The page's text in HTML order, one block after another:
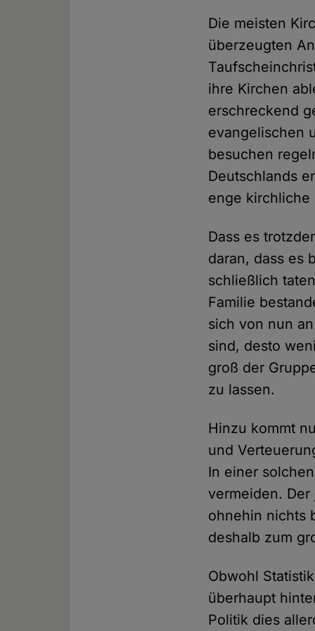
Die meisten
überzeugten
ihre Kirchen
erschreckend
evangelischen
besuchen
Deutschlands
enge kirchliche
Dass es
daran, dass es
schließlich
Familie
sich von nun
sind, desto
groß der
zu lassen.
Hinzu kommt
und
In einer
vermeiden.
ohnehin nichts
deshalb zum
Obwohl
überhaupt
Politik dies